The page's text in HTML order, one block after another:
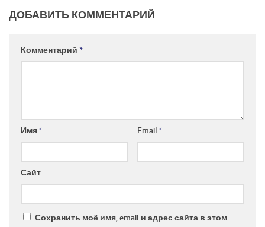
ДОБАВИТЬ КОММЕНТАРИЙ
Комментарий *
Имя* Email *
Сайт
Сохранить моё имя, email и адрес сайта в этом